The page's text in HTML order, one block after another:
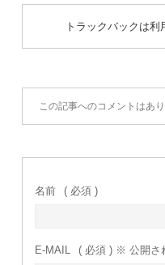
トラックバックは利
この記事へのコメントはあり
名前 ( 必須 )
E-MAIL ( 必須 ) ※ 公開さ